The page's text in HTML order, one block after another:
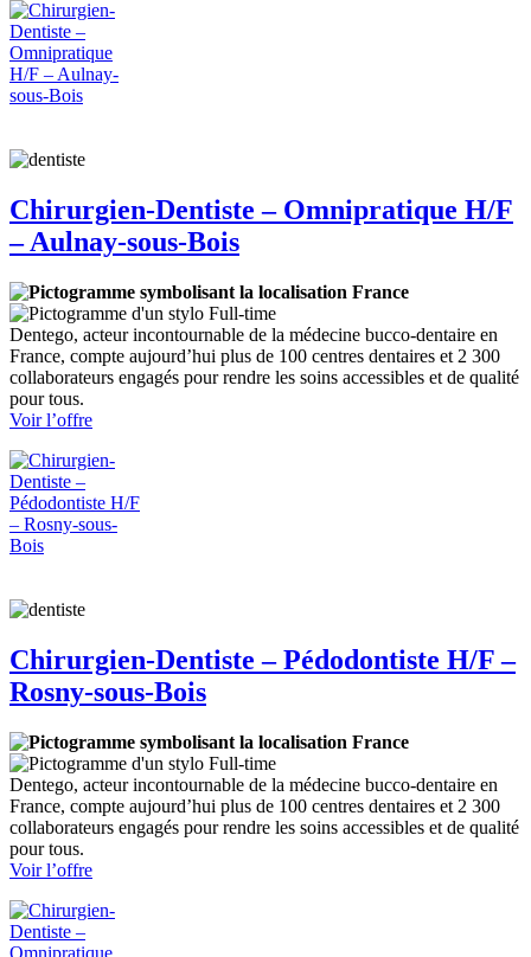
Dentiste
Omnipratique
H/F
Chirurgien-Dentiste – Omnipratique H/F
– Aulnay-sous-Bois
France
Full-time
Dentego, acteur incontournable de la médecine bucco-dentaire en
France, compte aujourd’hui plus de 100 centres dentaires et 2 300
collaborateurs engagés pour rendre les soins accessibles et de qualité
pour tous.
Voir l’offre:
Dentiste
Omnipratique
H/F
Chirurgien-Dentiste – Pédodontiste H/F –
Rosny-sous-Bois
France
Full-time
Dentego, acteur incontournable de la médecine bucco-dentaire en
France, compte aujourd’hui plus de 100 centres dentaires et 2 300
collaborateurs engagés pour rendre les soins accessibles et de qualité
pour tous.
Voir l’offre:
Dentiste